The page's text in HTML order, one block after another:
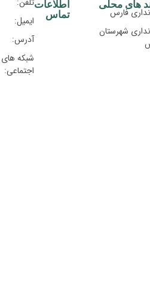
های محلی
فارس
شهرستان
اطلاعات
تماس
ایمیل:
آدرس:
شبکه های
اجتماعی: